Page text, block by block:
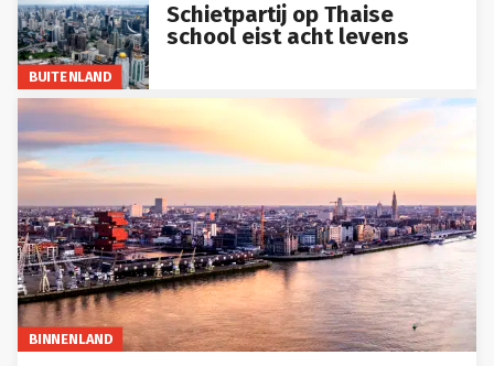
BUITENLAND
Schietpartij op Thaise
school eist acht levens
BINNENLAND